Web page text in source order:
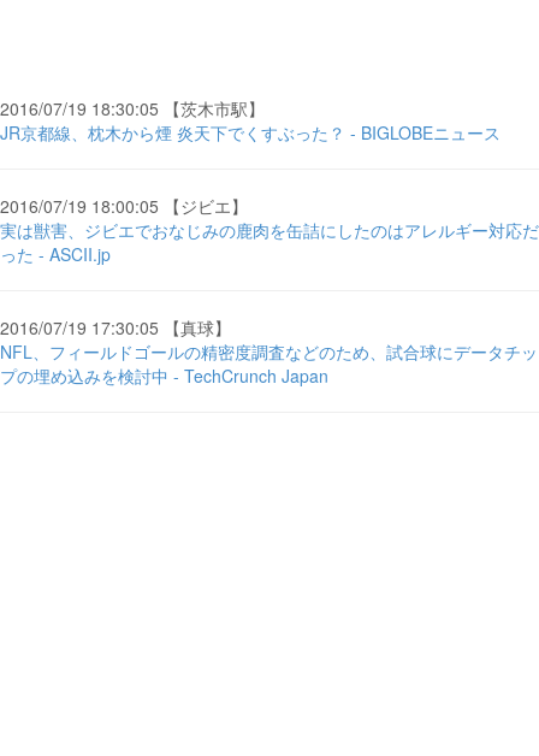
2016/07/19 18:30:05 【茨木市駅】
JR京都線、枕木から煙 炎天下でくすぶった？ - BIGLOBEニュース
2016/07/19 18:00:05 【ジビエ】
実は獣害、ジビエでおなじみの鹿肉を缶詰にしたのはアレルギー対応だ
った - ASCII.jp
2016/07/19 17:30:05 【真球】
NFL、フィールドゴールの精密度調査などのため、試合球にデータチッ
プの埋め込みを検討中 - TechCrunch Japan